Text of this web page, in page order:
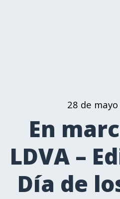
28 de
En
LDVA –
Día de